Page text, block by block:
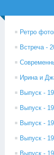
Ретро
Встреча -
Ирина и
Выпуск -
Выпуск -
Выпуск -
Выпуск -
Выпуск -